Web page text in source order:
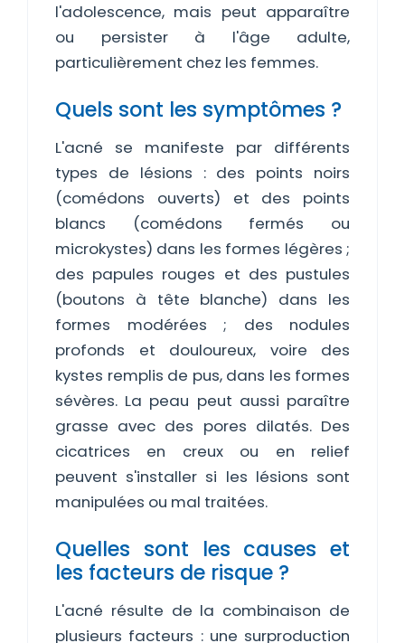
l'adolescence, mais peut apparaître
ou persister à l'âge adulte,
particulièrement chez les femmes.
Quels sont les symptômes ?
L'acné se manifeste par différents
types de lésions : des points noirs
(comédons ouverts) et des points
blancs (comédons fermés ou
microkystes) dans les formes légères ;
des papules rouges et des pustules
(boutons à tête blanche) dans les
formes modérées ; des nodules
profonds et douloureux, voire des
kystes remplis de pus, dans les formes
sévères. La peau peut aussi paraître
grasse avec des pores dilatés. Des
cicatrices en creux ou en relief
peuvent s'installer si les lésions sont
manipulées ou mal traitées.
Quelles sont les causes et
les facteurs de risque ?
L'acné résulte de la combinaison de
plusieurs facteurs : une surproduction